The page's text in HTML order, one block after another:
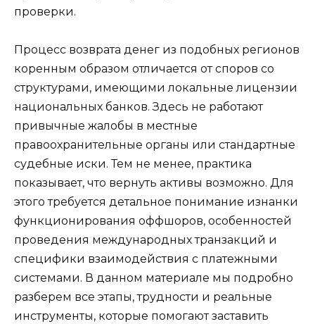
проверки.
Процесс возврата денег из подобных регионов
коренным образом отличается от споров со
структурами, имеющими локальные лицензии
национальных банков. Здесь не работают
привычные жалобы в местные
правоохранительные органы или стандартные
судебные иски. Тем не менее, практика
показывает, что вернуть активы возможно. Для
этого требуется детальное понимание изнанки
функционирования оффшоров, особенностей
проведения международных транзакций и
специфики взаимодействия с платежными
системами. В данном материале мы подробно
разберем все этапы, трудности и реальные
инструменты, которые помогают заставить